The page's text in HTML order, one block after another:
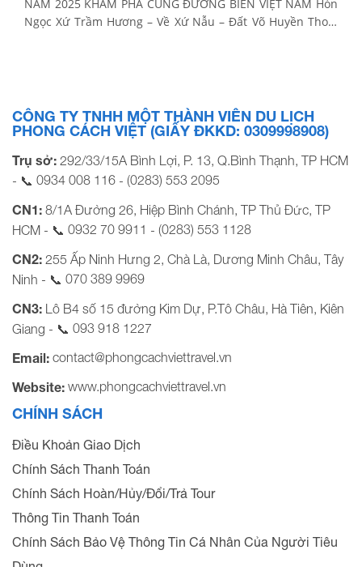
NĂM 2025 KHÁM PHÁ CUNG ĐƯỜNG BIỂN VIỆT NAM Hòn
Ngọc Xứ Trầm Hương – Về Xứ Nẫu – Đất Võ Huyền Thoại
CÔNG TY TNHH MỘT THÀNH VIÊN DU LỊCH
PHONG CÁCH VIỆT (GIẤY ĐKKD: 0309998908)
Trụ sở: 292/33/15A Bình Lợi, P. 13, Q.Bình Thạnh, TP HCM
- 📞 0934 008 116 - (0283) 553 2095
CN1: 8/1A Đường 26, Hiệp Bình Chánh, TP Thủ Đức, TP
HCM - 📞 0932 70 9911 - (0283) 553 1128
CN2: 255 Ấp Ninh Hưng 2, Chà Là, Dương Minh Châu, Tây
Ninh - 📞 070 389 9969
CN3: Lô B4 số 15 đường Kim Dự, P.Tô Châu, Hà Tiên, Kiên
Giang - 📞 093 918 1227
Email: contact@phongcachviettravel.vn
Website: www.phongcachviettravel.vn
CHÍNH SÁCH
Điều Khoản Giao Dịch
Chính Sách Thanh Toán
Chính Sách Hoàn/Hủy/Đổi/Trả Tour
Thông Tin Thanh Toán
Chính Sách Bảo Vệ Thông Tin Cá Nhân Của Người Tiêu